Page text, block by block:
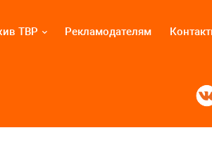
ТВР Рекламодателям